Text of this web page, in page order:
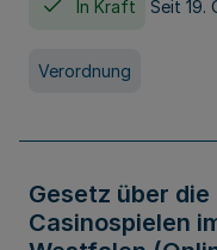
In Kraft Seit 19.
Verordnung
Gesetz über
Casinospielen